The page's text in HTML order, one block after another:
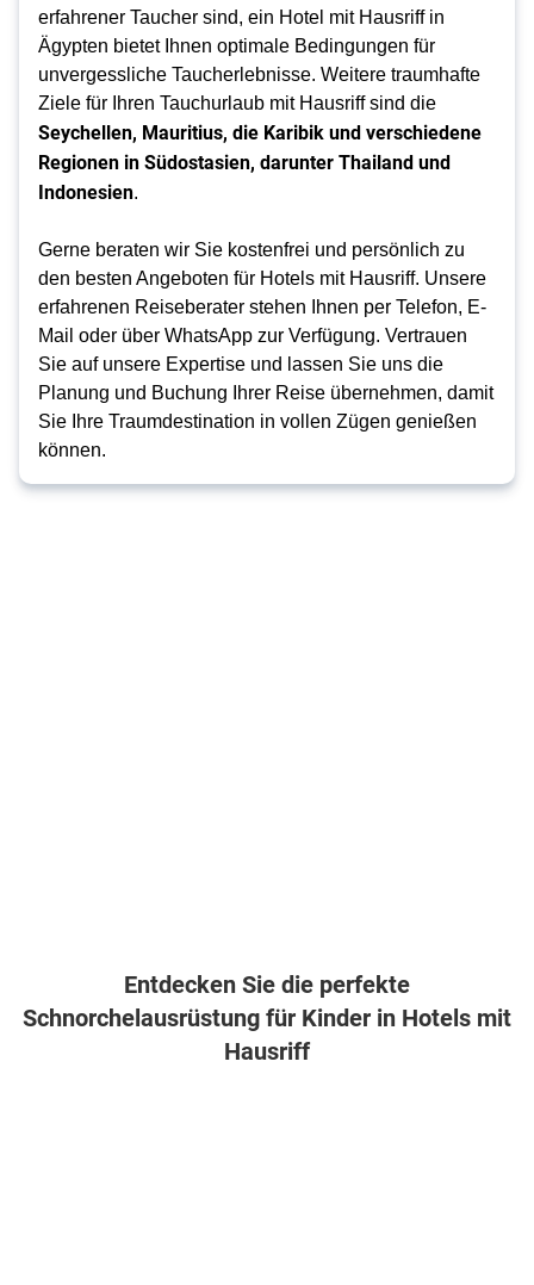
erfahrener Taucher sind, ein Hotel mit Hausriff in
Ägypten bietet Ihnen optimale Bedingungen für
unvergessliche Taucherlebnisse. Weitere traumhafte
Ziele für Ihren Tauchurlaub mit Hausriff sind die
Seychellen, Mauritius, die Karibik und verschiedene
Regionen in Südostasien, darunter Thailand und
Indonesien.
Gerne beraten wir Sie kostenfrei und persönlich zu
den besten Angeboten für Hotels mit Hausriff. Unsere
erfahrenen Reiseberater stehen Ihnen per Telefon, E-
Mail oder über WhatsApp zur Verfügung. Vertrauen
Sie auf unsere Expertise und lassen Sie uns die
Planung und Buchung Ihrer Reise übernehmen, damit
Sie Ihre Traumdestination in vollen Zügen genießen
können.
Entdecken Sie die perfekte
Schnorchelausrüstung für Kinder in Hotels mit
Hausriff